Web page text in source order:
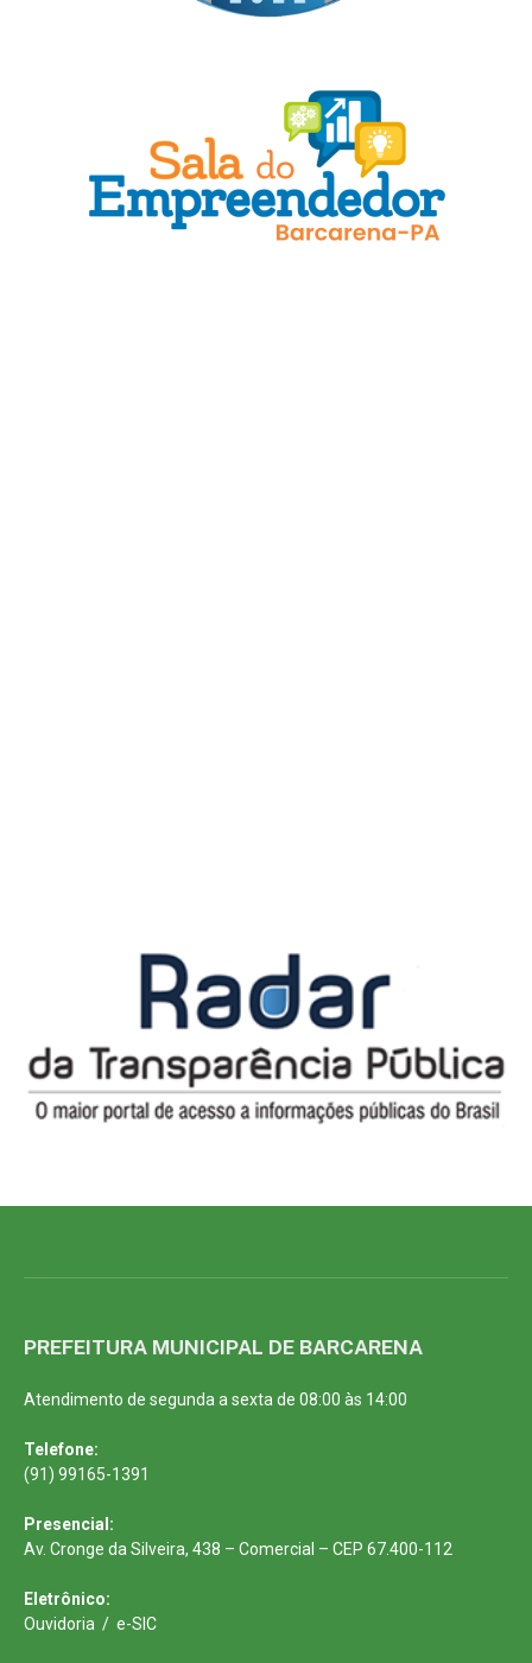
PREFEITURA MUNICIPAL DE BARCARENA
Atendimento de segunda a sexta de 08:00 às 14:00
Telefone:
(91) 99165-1391
Presencial:
Av. Cronge da Silveira, 438 – Comercial – CEP 67.400-112
Eletrônico:
Ouvidoria / e-SIC